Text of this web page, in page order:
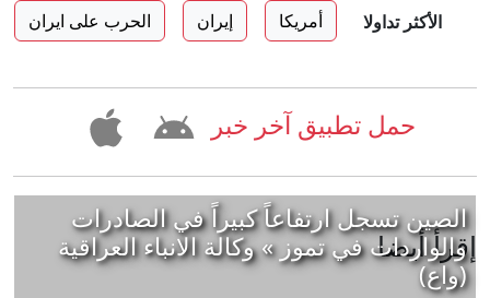
الأكثر تداولا أمريكا إيران الحرب على ايران
حمل تطبيق آخر خبر
إقرأ أيضا
الصين تسجل ارتفاعاً كبيراً في الصادرات
والواردات في تموز » وكالة الانباء العراقية
(واع)